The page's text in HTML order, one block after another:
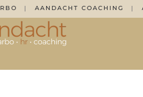
de inhoud gaan
AANDACHT COACHING